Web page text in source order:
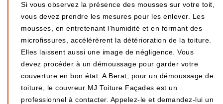
Si vous observez la présence des mousses sur votre toit,
vous devez prendre les mesures pour les enlever. Les
mousses, en entretenant l’humidité et en formant des
microfissures, accélérèrent la détérioration de la toiture.
Elles laissent aussi une image de négligence. Vous
devez procéder à un démoussage pour garder votre
couverture en bon état. A Berat, pour un démoussage de
toiture, le couvreur MJ Toiture Façades est un
professionnel à contacter. Appelez-le et demandez-lui un